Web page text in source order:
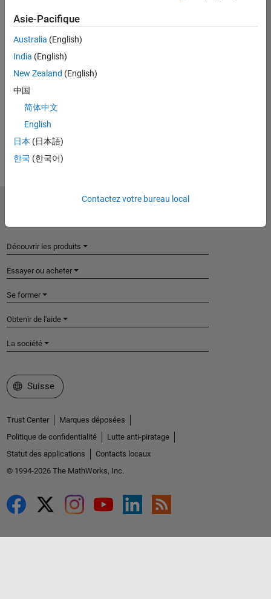
Supported Third-Party Compilers
See Supported Third-Party Compilers
View requirements for another product:
Select product
Asie-Pacifique
Australia (English)
India (English)
New Zealand (English)
中国
简体中文
English
日本 (日本語)
한국 (한국어)
Contactez votre bureau local
Découvrir les produits
Essayer ou acheter
Se former
Obtenir de l'aide
La société
Sélectionner un site web
Suisse
Trust Center
Marques déposées
Politique de confidentialité
Lutte anti-piratage
Statut des applications
Contacts locaux
© 1994-2026 The MathWorks, Inc.